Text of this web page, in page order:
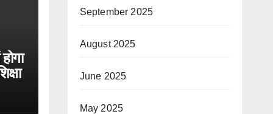
September 2025
August 2025
June 2025
May 2025